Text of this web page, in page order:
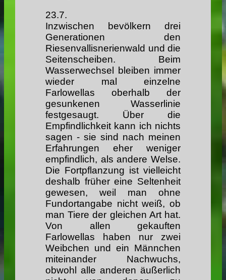
23.7.
Inzwischen bevölkern drei
Generationen den
Riesenvallisnerienwald und die
Seitenscheiben. Beim
Wasserwechsel bleiben immer
wieder mal einzelne
Farlowellas oberhalb der
gesunkenen Wasserlinie
festgesaugt. Über die
Empfindlichkeit kann ich nichts
sagen - sie sind nach meinen
Erfahrungen eher weniger
empfindlich, als andere Welse.
Die Fortpflanzung ist vielleicht
deshalb früher eine Seltenheit
gewesen, weil man ohne
Fundortangabe nicht weiß, ob
man Tiere der gleichen Art hat.
Von allen gekauften
Farlowellas haben nur zwei
Weibchen und ein Männchen
miteinander Nachwuchs,
obwohl alle anderen äußerlich